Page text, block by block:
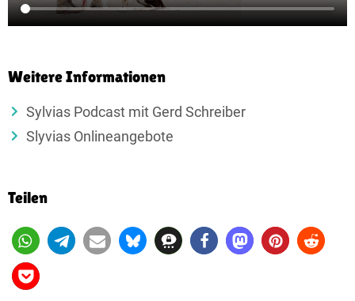
Weitere Informationen
Sylvias Podcast mit Gerd Schreiber
Slyvias Onlineangebote
Teilen